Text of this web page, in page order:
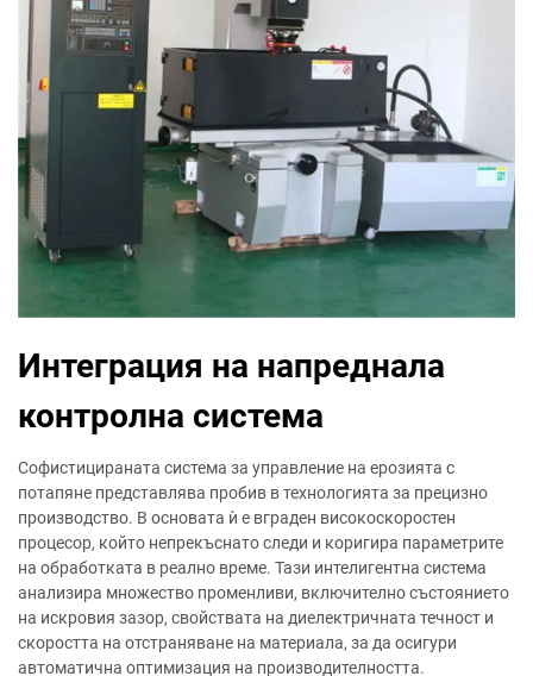
Интеграция на напреднала
контролна система
Софистицираната система за управление на ерозията с
потапяне представлява пробив в технологията за прецизно
производство. В основата ѝ е вграден високоскоростен
процесор, който непрекъснато следи и коригира параметрите
на обработката в реално време. Тази интелигентна система
анализира множество променливи, включително състоянието
на искровия зазор, свойствата на диелектричната течност и
скоростта на отстраняване на материала, за да осигури
автоматична оптимизация на производителността.